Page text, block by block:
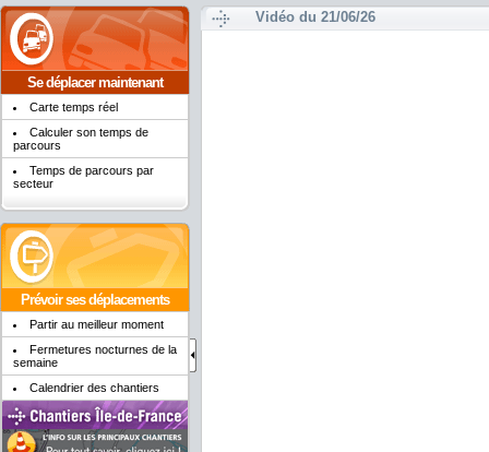
Se déplacer maintenant
Carte temps réel
Calculer son temps de
parcours
Temps de parcours par
secteur
Prévoir ses déplacements
Partir au meilleur moment
Fermetures nocturnes de la
semaine
Calendrier des chantiers
Vidéo du 21/06/26